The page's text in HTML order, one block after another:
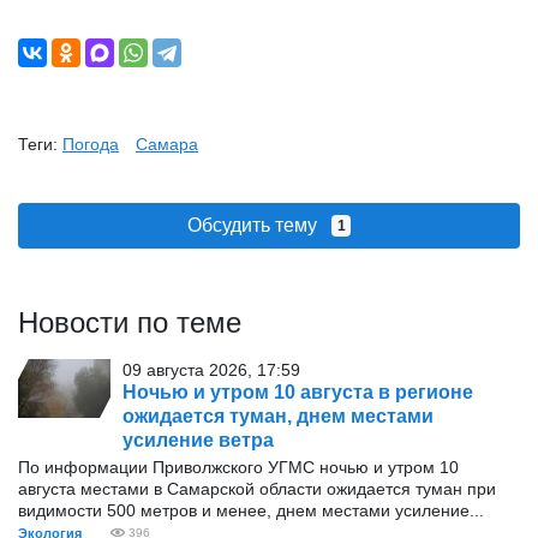
Теги: Погода Самара
Обсудить тему 1
Новости по теме
09 августа 2026, 17:59
Ночью и утром 10 августа в регионе
ожидается туман, днем местами
усиление ветра
По информации Приволжского УГМС ночью и утром 10
августа местами в Самарской области ожидается туман при
видимости 500 метров и менее, днем местами усиление...
Экология 396